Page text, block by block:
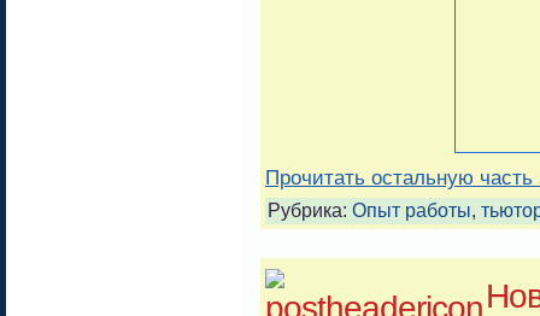
Прочитать остальную часть
Рубрика: Опыт работы,